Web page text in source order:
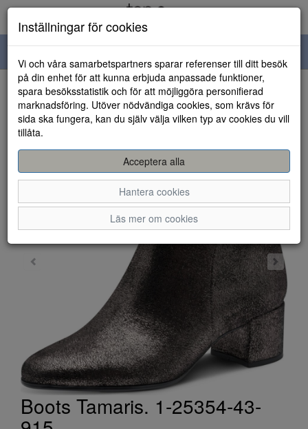
navigation
HEM
Boots Tamaris. 1-25354-43-
Inställningar för cookies
Vi och våra samarbetspartners sparar referenser till ditt besök
på din enhet för att kunna erbjuda anpassade funktioner,
spara besöksstatistik och för att möjliggöra personifierad
marknadsföring. Utöver nödvändiga cookies, som krävs för
sida ska fungera, kan du själv välja vilken typ av cookies du vill
tillåta.
Acceptera alla
Hantera cookies
Läs mer om cookies